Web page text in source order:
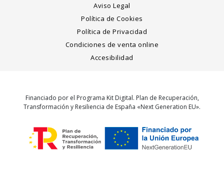
Aviso Legal
Política de Cookies
Política de Privacidad
Condiciones de venta online
Accesibilidad
Financiado por el Programa Kit Digital. Plan de Recuperación,
Transformación y Resiliencia de España «Next Generation EU».